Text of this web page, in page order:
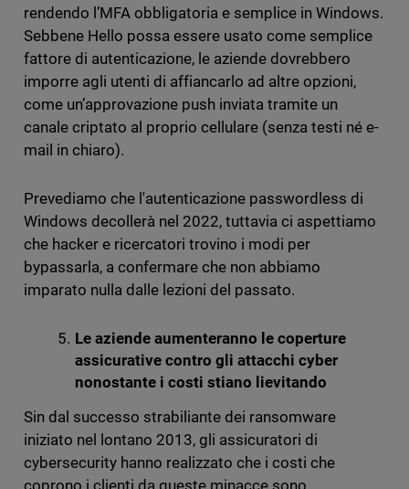
rendendo l’MFA obbligatoria e semplice in Windows.
Sebbene Hello possa essere usato come semplice
fattore di autenticazione, le aziende dovrebbero
imporre agli utenti di affiancarlo ad altre opzioni,
come un’approvazione push inviata tramite un
canale criptato al proprio cellulare (senza testi né e-
mail in chiaro).
Prevediamo che l'autenticazione passwordless di
Windows decollerà nel 2022, tuttavia ci aspettiamo
che hacker e ricercatori trovino i modi per
bypassarla, a confermare che non abbiamo
imparato nulla dalle lezioni del passato.
Le aziende aumenteranno le coperture
assicurative contro gli attacchicyber
nonostante i costi stiano lievitando
Sin dal successo strabiliante dei ransomware
iniziato nel lontano 2013, gli assicuratori di
cybersecurity hanno realizzato che i costi che